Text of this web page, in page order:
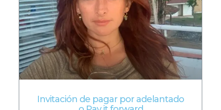
Invitación de pagar por adelantado